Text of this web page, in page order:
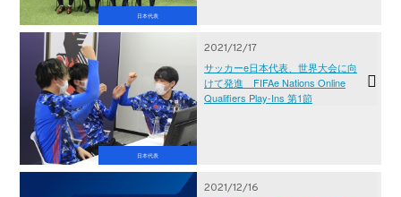
日本代表
日本代表
2021/12/17
サッカーe日本代表、世界大会に向
けて発進 FIFAe Nations Online
Qualifiers Play-Ins 第1節
2021/12/16